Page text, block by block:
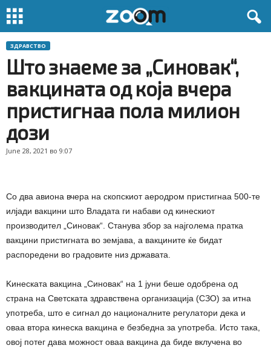
ЗДРАВСТВО
Што знаеме за „Синовак“,
вакцината од која вчера
пристигнаа пола милион
дози
June 28, 2021 во 9:07
Со два авиона вчера на скопскиот аеродром пристигнаа 500-те
илјади вакцини што Владата ги набави од кинескиот
производител „Синовак“. Станува збор за најголема пратка
вакцини пристигната во земјава, а вакцините ќе бидат
распоредени во градовите низ државата.
Kинеската вакцина „Синовак“ на 1 јуни беше одобрена од
страна на Светската здравствена организација (СЗО) за итна
употреба, што е сигнал до националните регулатори дека и
оваа втора кинеска вакцина е безбедна за употреба. Исто така,
овој потег дава можност оваа вакцина да биде вклучена во